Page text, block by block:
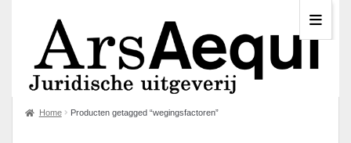
Home Producten getagged “wegingsfactoren”